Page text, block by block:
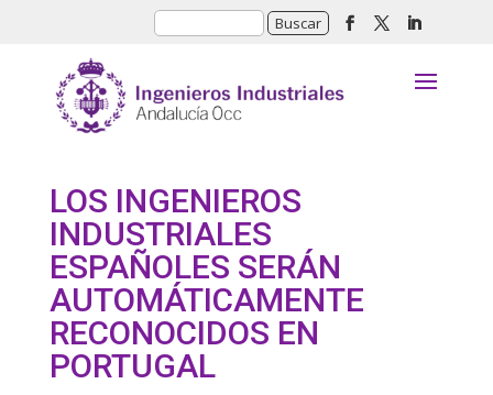
LOS INGENIEROS
INDUSTRIALES
ESPAÑOLES SERÁN
AUTOMÁTICAMENTE
RECONOCIDOS EN
PORTUGAL